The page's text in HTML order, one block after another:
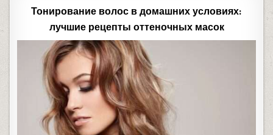
Тонирование волос в домашних условиях:
лучшие рецепты оттеночных масок